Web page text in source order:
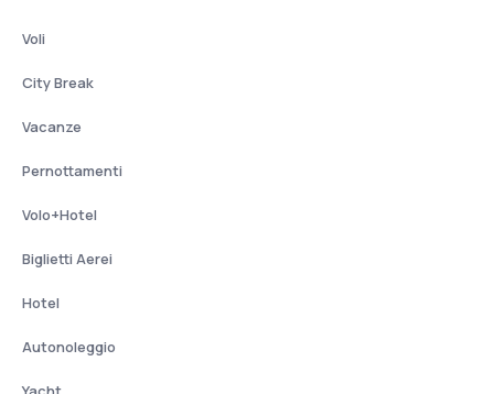
Voli
City Break
Vacanze
Pernottamenti
Volo+Hotel
Biglietti Aerei
Hotel
Autonoleggio